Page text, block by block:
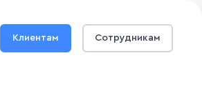
Клиентам Сотрудникам